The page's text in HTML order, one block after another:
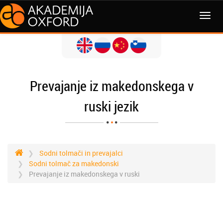
MENI
Prevajanje iz makedonskega v
ruski jezik
Sodni tolmači in prevajalci
Sodni tolmač za makedonski
Prevajanje iz makedonskega v ruski